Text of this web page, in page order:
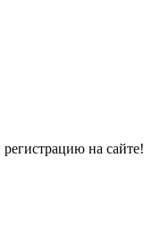
на сайте!